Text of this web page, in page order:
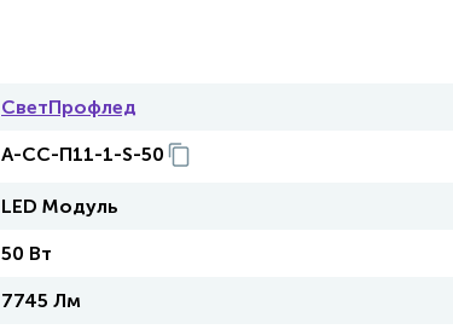
СветПрофлед
А-СС-П11-1-S-50
LED Модуль
50 Вт
7745 Лм